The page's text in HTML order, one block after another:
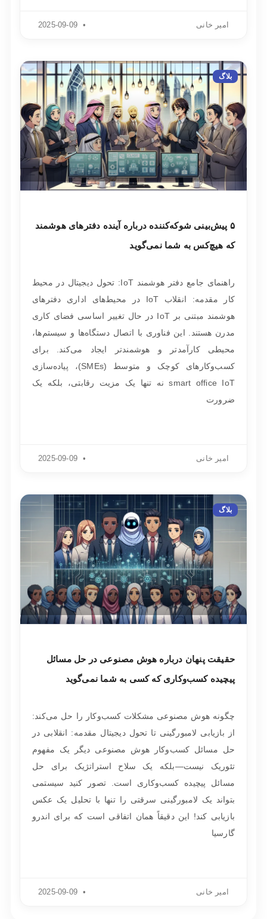
امیر خانی
بلاگ
۵ پیش‌بینی شوکه‌کننده درباره آینده دفترهای هوشمند
که هیچ‌کس به شما نمی‌گوید
راهنمای جامع دفتر هوشمند IoT: تحول دیجیتال در محیط
کار مقدمه: انقلاب IoT در محیط‌های اداری دفترهای
هوشمند مبتنی بر IoT در حال تغییر اساسی فضای کاری
مدرن هستند. این فناوری با اتصال دستگاه‌ها و سیستم‌ها،
محیطی کارآمدتر و هوشمندتر ایجاد می‌کند. برای
کسب‌وکارهای کوچک و متوسط (SMEs)، پیاده‌سازی
smart office IoT نه تنها یک مزیت رقابتی، بلکه یک
ضرورت
امیر خانی
بلاگ
حقیقت پنهان درباره هوش مصنوعی در حل مسائل
پیچیده کسب‌وکاری که کسی به شما نمی‌گوید
چگونه هوش مصنوعی مشکلات کسب‌وکار را حل می‌کند:
از بازیابی لامبورگینی تا تحول دیجیتال مقدمه: انقلابی در
حل مسائل کسب‌وکار هوش مصنوعی دیگر یک مفهوم
تئوریک نیست—بلکه یک سلاح استراتژیک برای حل
مسائل پیچیده کسب‌وکاری است. تصور کنید سیستمی
بتواند یک لامبورگینی سرقتی را تنها با تحلیل یک عکس
بازیابی کند! این دقیقاً همان اتفاقی است که برای اندرو
گارسیا
امیر خانی